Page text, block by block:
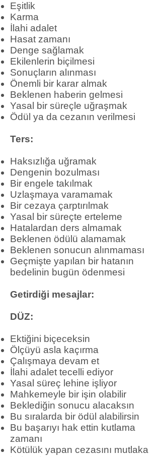
Eşitlik
Karma
İlahi adalet
Hasat zamanı
Denge sağlamak
Ekilenlerin biçilmesi
Sonuçların alınması
Önemli bir karar almak
Beklenen haberin gelmesi
Yasal bir süreçle uğraşmak
Ödül ya da cezanın verilmesi
Ters:
Haksızlığa uğramak
Dengenin bozulması
Bir engele takılmak
Uzlaşmaya varamamak
Bir cezaya çarptırılmak
Yasal bir süreçte erteleme
Hatalardan ders almamak
Beklenen ödülü alamamak
Beklenen sonucun alınmaması
Geçmişte yapılan bir hatanın
bedelinin bugün ödenmesi
Getirdiği mesajlar:
DÜZ:
Ektiğini biçeceksin
Ölçüyü asla kaçırma
Çalışmaya devam et
İlahi adalet tecelli ediyor
Yasal süreç lehine işliyor
Mahkemeyle bir işin olabilir
Beklediğin sonucu alacaksın
Bu sıralarda bir ödül alabilirsin
Bu başarıyı hak ettin kutlama
zamanı
Kötülük yapan cezasını mutlaka